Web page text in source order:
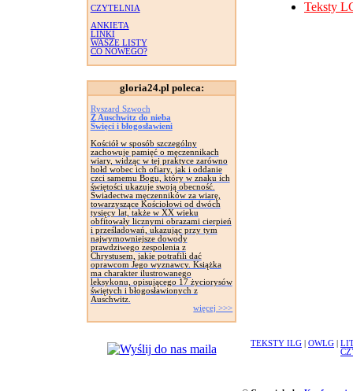
CZYTELNIA
ANKIETA
LINKI
WASZE LISTY
CO NOWEGO?
gloria24.pl poleca:
Ryszard Szwoch
Z Auschwitz do nieba
Święci i błogosławieni
Kościół w sposób szczególny
zachowuje pamięć o męczennikach
wiary, widząc w tej praktyce zarówno
hołd wobec ich ofiary, jak i oddanie
czci samemu Bogu, który w znaku ich
świętości ukazuje swoją obecność.
Świadectwa męczenników za wiarę,
towarzyszące Kościołowi od dwóch
tysięcy lat, także w XX wieku
obfitowały licznymi obrazami cierpień
i prześladowań, ukazując przy tym
najwymowniejsze dowody
prawdziwego zespolenia z
Chrystusem, jakie potrafili dać
oprawcom Jego wyznawcy. Książka
ma charakter ilustrowanego
leksykonu, opisującego 17 życiorysów
świętych i błogosławionych z
Auschwitz.
więcej >>>
Teksty
TEKSTY ILG OWLG